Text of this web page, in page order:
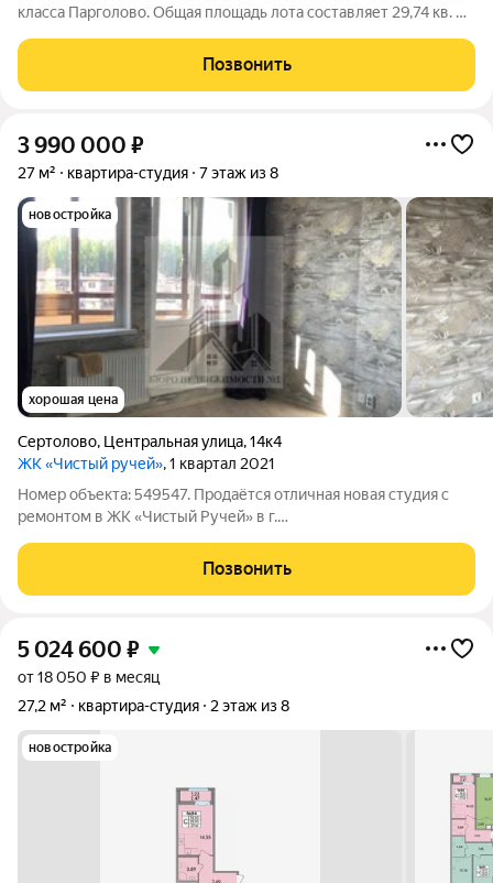
класса Парголово. Общая площадь лота составляет 29,74 кв. м,
кухонную зону. Номер квартиры - 144. Преимущества: -
Квартира комфорт-класса
Позвонить
3 990 000 ₽
27 м² квартира-студия 7 этаж из 8
новостройка
хорошая цена
Сертолово, Центральная улица,14к4
ЖК «Чистый ручей», 1 квартал 2021
Номер объекта: 549547. Продаётся отличная новая студия с
ремонтом в ЖК «Чистый Ручей» в г.
лесным массивом, чистый воздух и хорошая экология
гарантированы. КВАРТИРА: Светлая, тёплая,
Позвонить
5 024 600 ₽
от 18 050 ₽ в месяц
27,2 м²
квартира-студия 2 этаж из 8
новостройка